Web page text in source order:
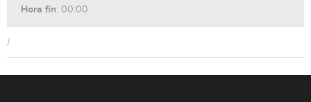
Hora fin: 00:00
/